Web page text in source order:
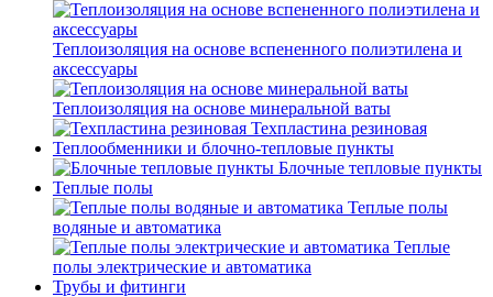
Теплоизоляция на основе вспененного полиэтилена и
аксессуары
Теплоизоляция на основе минеральной ваты
Техпластина резиновая
Теплообменники и блочно-тепловые пункты
Блочные тепловые пункты
Теплые полы
Теплые полы
водяные и автоматика
Теплые
полы электрические и автоматика
Трубы и фитинги